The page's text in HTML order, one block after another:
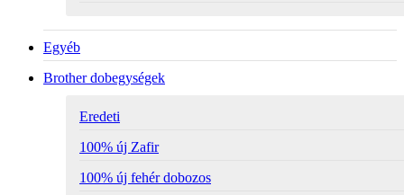
Egyéb
Brother dobegységek
Eredeti
100% új Zafir
100% új fehér dobozos